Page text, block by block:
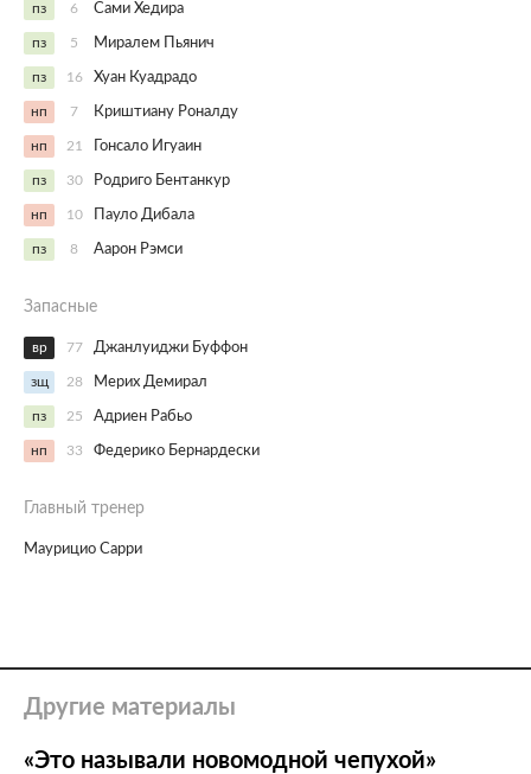
пз 6 Сами Хедира
пз 5 Миралем Пьянич
пз 16 Хуан Куадрадо
нп 7 Криштиану Роналду
нп 21 Гонсало Игуаин
пз 30 Родриго Бентанкур
нп 10 Пауло Дибала
пз 8 Аарон Рэмси
Запасные
вр 77 Джанлуиджи Буффон
зщ 28 Мерих Демирал
пз 25 Адриен Рабьо
нп 33 Федерико Бернардески
Главный тренер
Маурицио Сарри
Другие материалы
«Это называли новомодной чепухой»